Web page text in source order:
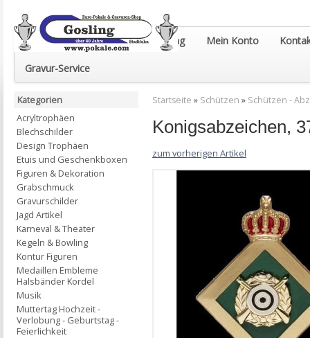
Euro-Pokale & Gravur-Shop Gosling Mein Konto
Gravur-Service
Startseite » Schützen » Schützen -
Konigsabzeichen,
zum vorherigen Artikel
Kategorien
Acryltrophäen
Blechschilder
Design Trophäen
Etuis und Geschenkboxen
Figuren & Dekoration
Grabschmuck
Gravurschilder
Jagd Artikel
Karneval & Theater
Kegeln & Bowling
Kontur Figuren
Medaillen Embleme
Halsbänder Kordel
Musik
Muttertag Hochzeit -
Verlobung - Geburtstag -
Feierlichkeit